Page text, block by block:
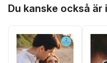
Du kanske också